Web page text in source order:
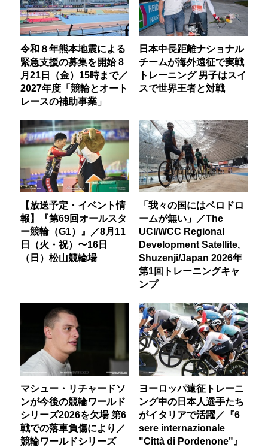
令和８年熊本地震による
緊急支援の募集を開始 8
月21日（金）15時まで／
2027年度「競輪とオート
レースの補助事業」
日本中長距離ナショナル
チームが海外遠征で実戦
トレーニング 男子はスイ
スで世界王者と対戦
【放送予定・イベント情
報】『第69回オールスタ
ー競輪（G1）』／8月11
日（火・祝）〜16日
（日）松山競輪場
「我々の国にはベロドロ
ームが無い」／The
UCI/WCC Regional
Development Satellite,
Shuzenji/Japan 2026年
第1回トレーニングキャ
ンプ
マシュー・リチャードソ
ンが今後の競輪ワールド
シリーズ2026を欠場 第6
戦での落車負傷により／
競輪ワールドシリーズ
ヨーロッパ遠征トレーニ
ング中の日本人選手たち
がイタリアで活躍／『6
sere internazionale
"Città di Pordenone"』